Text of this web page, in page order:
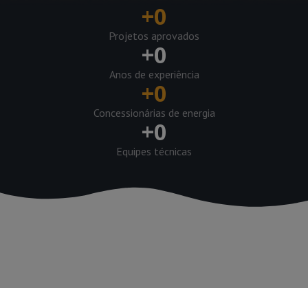
+0
Projetos aprovados
+0
Anos de experiência
+0
Concessionárias de energia
+0
Equipes técnicas